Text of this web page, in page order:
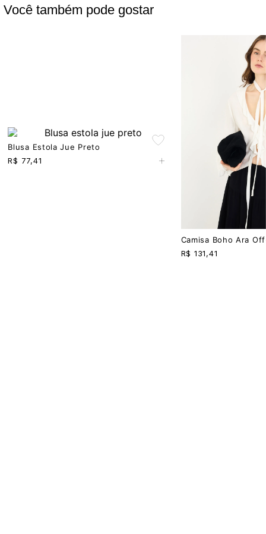
Você também pode gostar
Blusa Estola Jue Preto
+
R$ 77,41
Camisa Boho Ara
R$ 131,41